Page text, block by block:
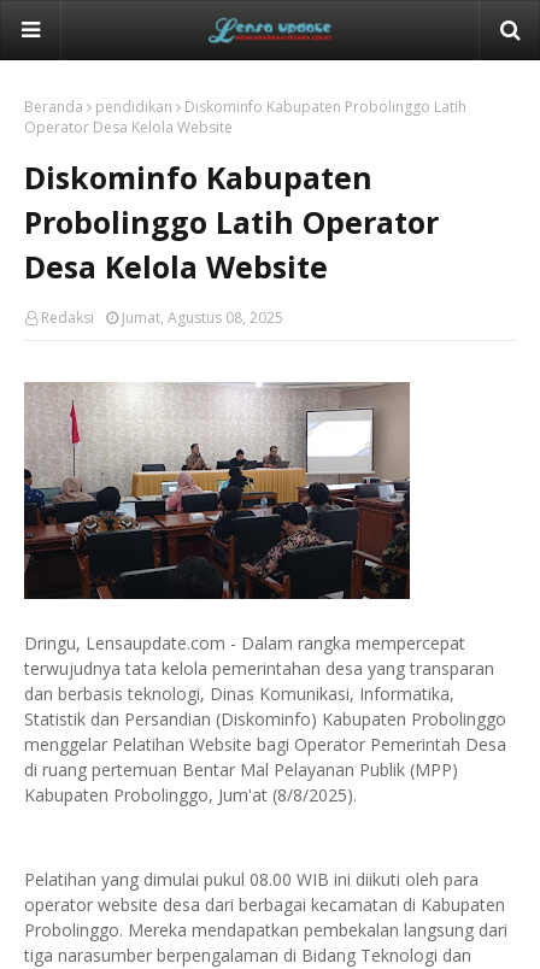
Beranda pendidikan
Diskominfo Kabupaten Probolinggo Latih
Operator Desa Kelola Website
Diskominfo Kabupaten
Probolinggo Latih Operator
Desa Kelola Website
Redaksi Jumat, Agustus 08, 2025
Dringu, Lensaupdate.com - Dalam rangka mempercepat
terwujudnya tata kelola pemerintahan desa yang transparan
dan berbasis teknologi, Dinas Komunikasi, Informatika,
Statistik dan Persandian (Diskominfo) Kabupaten Probolinggo
menggelar Pelatihan Website bagi Operator Pemerintah Desa
di ruang pertemuan Bentar Mal Pelayanan Publik (MPP)
Kabupaten Probolinggo, Jum'at (8/8/2025).
Pelatihan yang dimulai pukul 08.00 WIB ini diikuti oleh para
operator website desa dari berbagai kecamatan di Kabupaten
Probolinggo. Mereka mendapatkan pembekalan langsung dari
tiga narasumber berpengalaman di Bidang Teknologi dan